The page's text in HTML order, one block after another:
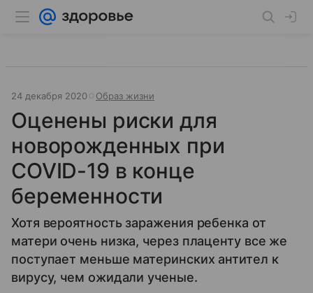
24 декабря 2020 Образ жизни
Оценены риски для
новорожденных при
COVID-19 в конце
беременности
Хотя вероятность заражения ребенка от
матери очень низка, через плаценту все же
поступает меньше материнских антител к
вирусу, чем ожидали ученые.